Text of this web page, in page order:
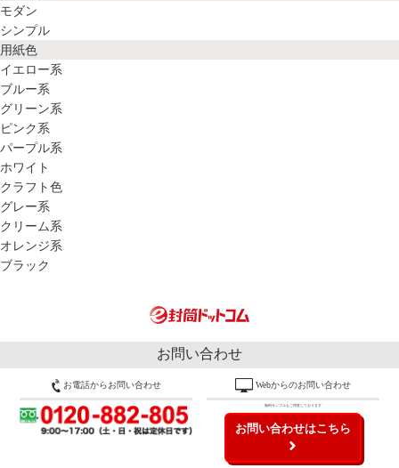
モダン
シンプル
用紙色
イエロー系
ブルー系
グリーン系
ピンク系
パープル系
ホワイト
クラフト色
グレー系
クリーム系
オレンジ系
ブラック
お問い合わせ
お電話からお問い合わせ Webからのお問い合わせ
無料サンプルもご用意しております
お問い合わせはこちら